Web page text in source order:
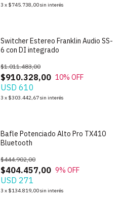
3 x $745.738,00sin interés
Switcher Estereo Franklin Audio SS-
6 con DI integrado
$910.328,00
$1.011.483,00
10% OFF
USD 610
3 x $303.442,67sin interés
Bafle Potenciado Alto Pro TX410
Bluetooth
$404.457,00
$444.902,00
9% OFF
USD 271
3 x $134.819,00sin interés